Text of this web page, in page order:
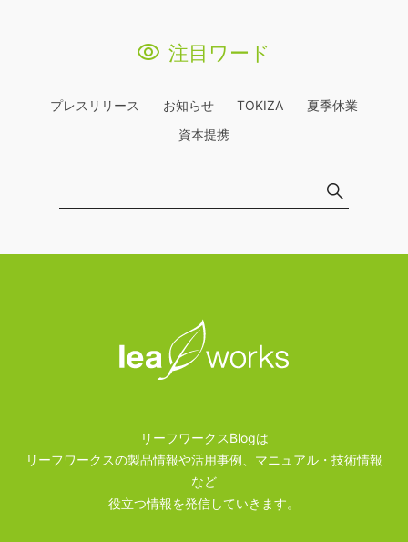
注目ワード
プレスリリース お知らせ TOKIZA
夏季休業
資本提携
リーフワークスBlogは
リーフワークスの製品情報や活用事例、マニュアル・技術情報
など
役立つ情報を発信していきます。